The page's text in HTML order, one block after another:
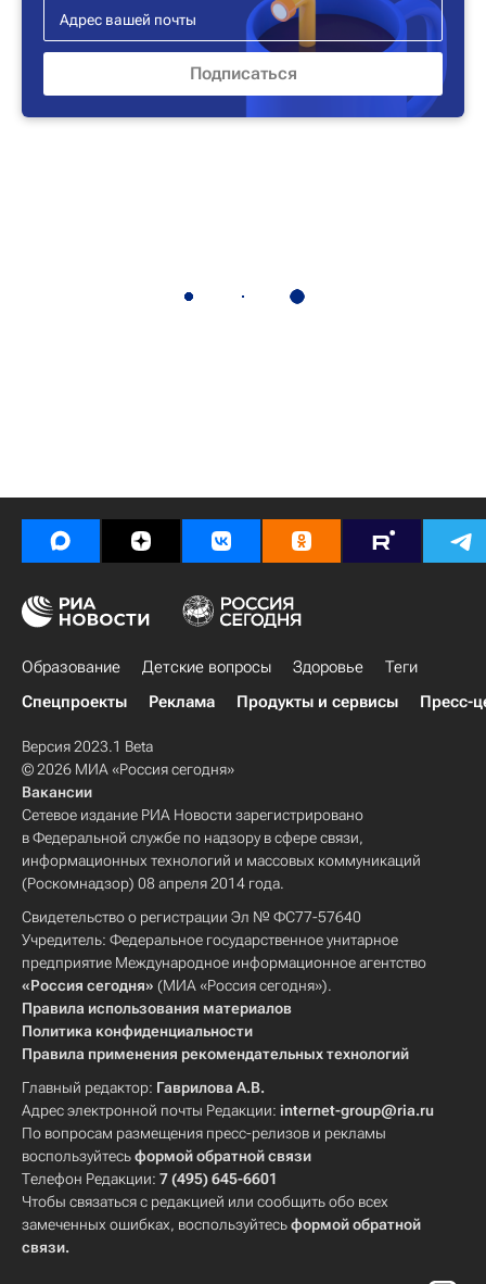
Образование Детские вопросы Здоровье
Теги
Спецпроекты
Реклама Продукты и сервисы Пресс-
Версия 2023.1 Beta
© 2026 МИА «Россия сегодня»
Вакансии
Сетевое издание РИА Новости зарегистрировано
в Федеральной службе по надзору в сфере связи,
информационных технологий и массовых коммуникаций
(Роскомнадзор) 08 апреля 2014 года.
Свидетельство о регистрации Эл № ФС77-57640
Учредитель: Федеральное государственное унитарное
предприятие Международное информационное агентство
«Россия сегодня» (МИА «Россия сегодня»).
Правила использования материалов
Политика конфиденциальности
Правила применения рекомендательных технологий
Главный редактор: Гаврилова А.В.
Адрес электронной почты Редакции: internet-group@ria.ru
По вопросам размещения пресс-релизов и рекламы
воспользуйтесьформой обратной связи
Телефон Редакции: 7 (495) 645-6601
Чтобы связаться с редакцией или сообщить обо всех
замеченных ошибках, воспользуйтесьформой обратной
связи.